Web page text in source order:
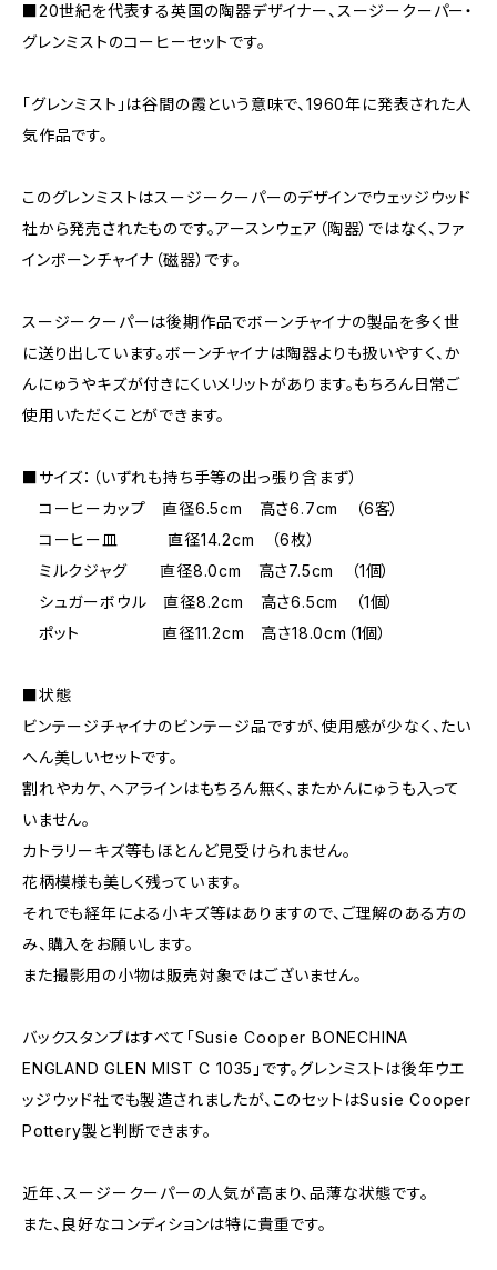
■20世紀を代表する英国の陶器デザイナー、スージークーパー・
グレンミストのコーヒーセットです。
「グレンミスト」は谷間の霞という意味で、1960年に発表された人
気作品です。
このグレンミストはスージークーパーのデザインでウェッジウッド
社から発売されたものです。アースンウェア（陶器）ではなく、ファ
インボーンチャイナ（磁器）です。
スージークーパーは後期作品でボーンチャイナの製品を多く世
に送り出しています。ボーンチャイナは陶器よりも扱いやすく、か
んにゅうやキズが付きにくいメリットがあります。もちろん日常ご
使用いただくことができます。
■サイズ：（いずれも持ち手等の出っ張り含まず）
コーヒーカップ 直径6.5cm 高さ6.7cm （6客）
コーヒー皿 直径14.2cm （6枚）
ミルクジャグ 直径8.0cm 高さ7.5cm （1個）
シュガーボウル 直径8.2cm 高さ6.5cm （1個）
ポット 直径11.2cm 高さ18.0cm（1個）
■状態
ビンテージチャイナのビンテージ品ですが、使用感が少なく、たい
へん美しいセットです。
割れやカケ、ヘアラインはもちろん無く、またかんにゅうも入って
いません。
カトラリーキズ等もほとんど見受けられません。
花柄模様も美しく残っています。
それでも経年による小キズ等はありますので、ご理解のある方の
み、購入をお願いします。
また撮影用の小物は販売対象ではございません。
バックスタンプはすべて「Susie Cooper BONECHINA
ENGLAND GLEN MIST C 1035」です。グレンミストは後年ウエ
ッジウッド社でも製造されましたが、このセットはSusie Cooper
Pottery製と判断できます。
近年、スージークーパーの人気が高まり、品薄な状態です。
また、良好なコンディションは特に貴重です。